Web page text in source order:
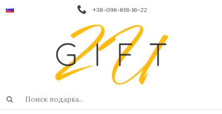
+38-096-691-16-22